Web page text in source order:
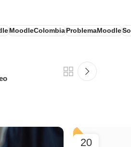
MoodleColombiaProblemaMoodle
20